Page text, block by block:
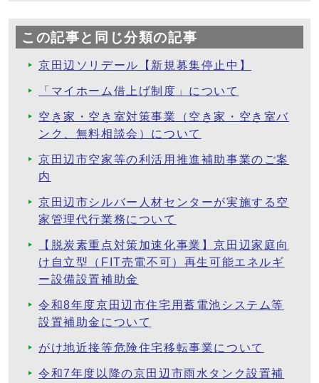
この記事と同じ分類の記事
京田辺ソリデール【新規募集停止中】
「マイホーム借上げ制度」について
空き家・空き室対策事業（空き家・空き室バ
ンク、無料相談会）について
京田辺市空家等の利活用推進補助事業のご案
内
京田辺市シルバー人材センターが実施する空
家管理代行業務について
【脱炭素重点対策加速化事業】京田辺家庭向
け自立型（FIT売電不可）再生可能エネルギ
ー設備設置補助金
令和8年度京田辺市住宅用蓄電池システム等
設置補助金について
がけ地近接等危険住宅移転事業について
令和7年度以降の京田辺市雨水タンク設置補